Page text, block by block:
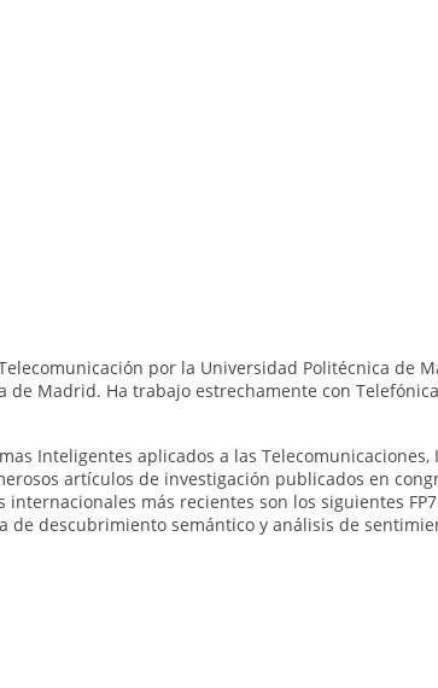
por la Universidad Politécnica de
de Madrid. Ha trabajo estrechamente con
Inteligentes aplicados a las
artículos de investigación publicados en
más recientes son los siguientes
de descubrimiento semántico y análisis de